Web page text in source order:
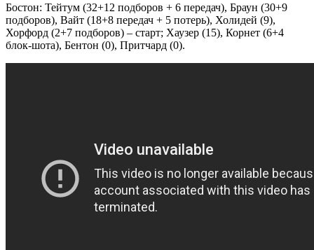
Бостон: Тейтум (32+12 подборов + 6 передач), Браун (30+9
подборов), Вайт (18+8 передач + 5 потерь), Холидей (9),
Хорфорд (2+7 подборов) – старт; Хаузер (15), Корнет (6+4
блок-шота), Бентон (0), Притчард (0).